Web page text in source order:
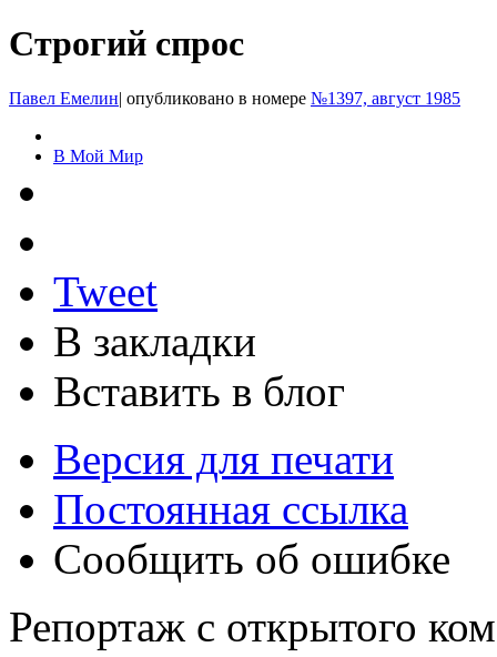
Строгий спрос
Павел Емелин| опубликовано в номере №1397, август 1985
В Мой Мир
Tweet
В закладки
Вставить в блог
Версия для печати
Постоянная ссылка
Сообщить об ошибке
Репортаж с открытого